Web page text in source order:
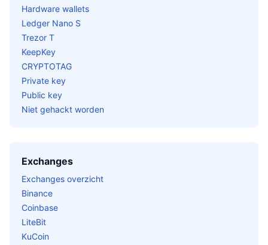
Hardware wallets
Ledger Nano S
Trezor T
KeepKey
CRYPTOTAG
Private key
Public key
Niet gehackt worden
Exchanges
Exchanges overzicht
Binance
Coinbase
LiteBit
KuCoin